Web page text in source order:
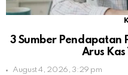
3 Sumber Pendapatan
Arus Kas
August 4, 2026, 3:29 pm